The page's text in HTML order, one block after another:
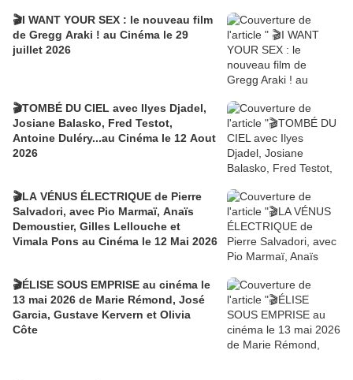
🎬I WANT YOUR SEX : le nouveau film
de Gregg Araki ! au Cinéma le 29
juillet 2026
🎬TOMBÉ DU CIEL avec Ilyes Djadel,
Josiane Balasko, Fred Testot,
Antoine Duléry...au Cinéma le 12 Aout
2026
🎬LA VÉNUS ÉLECTRIQUE de Pierre
Salvadori, avec Pio Marmaï, Anaïs
Demoustier, Gilles Lellouche et
Vimala Pons au Cinéma le 12 Mai 2026
🎬ÉLISE SOUS EMPRISE au cinéma le
13 mai 2026 de Marie Rémond, José
Garcia, Gustave Kervern et Olivia
Côte